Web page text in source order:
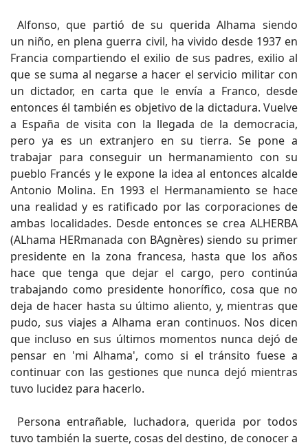
Alfonso, que partió de su querida Alhama siendo
un niño, en plena guerra civil, ha vivido desde 1937 en
Francia compartiendo el exilio de sus padres, exilio al
que se suma al negarse a hacer el servicio militar con
un dictador, en carta que le envía a Franco, desde
entonces él también es objetivo de la dictadura. Vuelve
a España de visita con la llegada de la democracia,
pero ya es un extranjero en su tierra. Se pone a
trabajar para conseguir un hermanamiento con su
pueblo Francés y le expone la idea al entonces alcalde
Antonio Molina. En 1993 el Hermanamiento se hace
una realidad y es ratificado por las corporaciones de
ambas localidades. Desde entonces se crea ALHERBA
(ALhama HERmanada con BAgnères) siendo su primer
presidente en la zona francesa, hasta que los años
hace que tenga que dejar el cargo, pero continúa
trabajando como presidente honorífico, cosa que no
deja de hacer hasta su último aliento, y, mientras que
pudo, sus viajes a Alhama eran continuos. Nos dicen
que incluso en sus últimos momentos nunca dejó de
pensar en 'mi Alhama', como si el tránsito fuese a
continuar con las gestiones que nunca dejó mientras
tuvo lucidez para hacerlo.
Persona entrañable, luchadora, querida por todos
tuvo también la suerte, cosas del destino, de conocer a